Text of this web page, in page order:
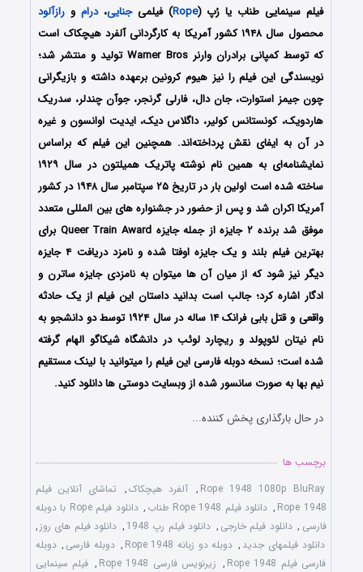
فیلم سینمایی طناب یا رُپ (Rope) فیلمیجنایی،درام و رازآلود
محصول سال ۱۹۴۸ کشور آمریکا به کارگردانی آلفرد هیچکاک است
که توسط کمپانی برادران وارنر Warner Bros تولید و منتشر شد؛
نویسندگی این فیلم را نیز هیوم کرونین برعهده داشته و بازیگرانی
چون جیمز استوارت، جان دال، فارلی گرنجر، جوآن چندلر، سدریک
هاردویک، کونستانس کولیر، داگلاس دیک، ایدیت اوانسون و غیره
در آن به ایفای نقش پرداخته‌اند. همچنین این فیلم که براساس
نمایشنامه‌ای به همین نام نوشته پاتریک همیلتون در سال ۱۹۲۹
ساخته شده است اولین بار در تاریخ ۲۵ سپتامبر سال ۱۹۴۸ در کشور
آمریکا اکران شد و پس از حضور در جشنواره های بین المللی متعدد
موفق شد برنده ۲ جایزه از جمله جایزه Queer Train Award برای
بهترین فیلم بلند و یک جایزه اوفتا شده و نامزد دریافت ۴ جایزه
دیگر نیز شود که از میان آن ها میتوان به نامزدی جایزه ساترن و
ادگار اشاره کرد؛ جالب است بدانید داستان این فیلم از یک حادثه
واقعی و قتل بابی فرانک ۱۴ ساله در سال ۱۹۲۴ توسط دو دانشجو به
نام نیتان لئوپولد و ریچارد لوئب در دانشگاه شیکاگو الهام گرفته
شده است؛ نسخه دوبله فارسی این فیلم را میتوانید با لینک مستقیم
نیم بها به صورت سانسور شده از وبسایت دوستی ها دانلود کنید.
در حال بارگذاری پخش کننده...
برچسب ها
Rope 1948 1080p BluRay
, آلفرد هیچکاک, تماشای آنلاین فیلم
Rope 1948
, دانلود فیلم Rope 1948 طناب ,
دانلود فیلم Rope با دوبله
فارسی , دانلود فیلم خارجی , دانلود فیلم رپ 1948 , دانلود فیلم های روز ,
دانلود فیلمهای جدید , دوبله دو زبانه Rope 1948 , دوبله فارسی , دوبله
فارسی فیلم Rope 1948
, زیرنویس فارسی Rope 1948 , فیلم سینمایی